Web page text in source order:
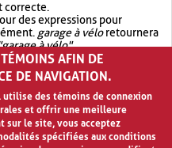
correcte.
des expressions pour
garage à véloretournera
à vélo".
avec OR.garage OR vélo
quegarage à vélo
AFIN DE
DE NAVIGATION.
des témoins de connexion
et offrir une meilleure
sur le site, vous acceptez
spécifiées aux conditions